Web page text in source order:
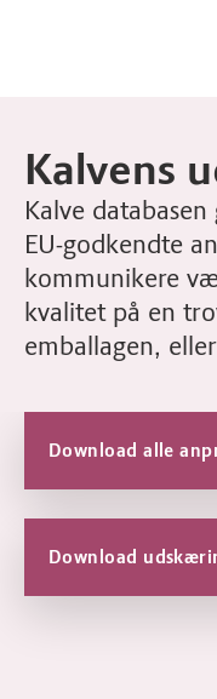
Kalvens
Kalve
EU-godkendte
kommunikere
kvalitet på en
emballagen,
Download alle
Download